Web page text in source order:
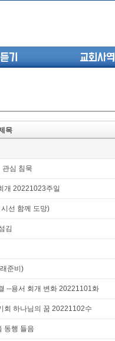
기 교회사역
목
관심 침묵
개 20221023주일
선 함께 도망)
김
준비)
--용서 회개 변화 20221101화
회 하나님의 꿈 20221102수
동행 들음